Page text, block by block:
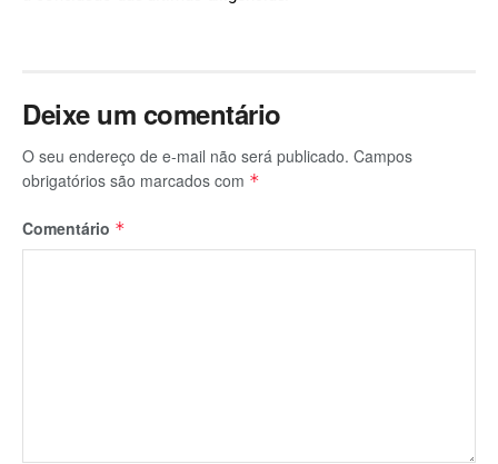
Deixe um comentário
O seu endereço de e-mail não será publicado. Campos
obrigatórios são marcados com *
Comentário *